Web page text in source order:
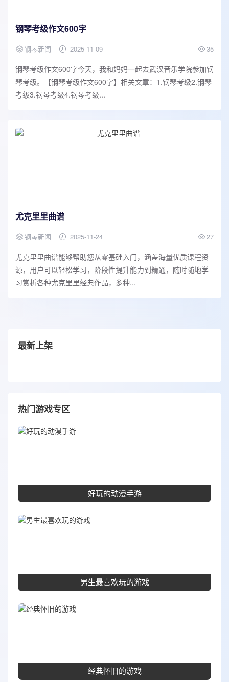
钢琴考级作文600字
钢琴新闻 2025-11-09 35
钢琴考级作文600字今天，我和妈妈一起去武汉音乐学院参加钢
琴考级。【钢琴考级作文600字】相关文章：1.钢琴考级2.钢琴
考级3.钢琴考级4.钢琴考级...
尤克里里曲谱
钢琴新闻 2025-11-24 27
尤克里里曲谱能够帮助您从零基础入门，涵盖海量优质课程资
源，用户可以轻松学习，阶段性提升能力到精通，随时随地学
习赏析各种尤克里里经典作品，多种...
最新上架
热门游戏专区
好玩的动漫手游
男生最喜欢玩的游戏
经典怀旧的游戏